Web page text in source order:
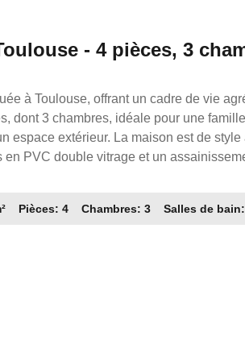
- 4 pièces, 3
à Toulouse, offrant un cadre de vie
dont 3 chambres, idéale pour une
espace extérieur. La maison est de
PVC double vitrage et un
réversible, et un insert pour
d'une salle de bain, d'une salle
Pièces: 4 Chambres: 3 Salles de